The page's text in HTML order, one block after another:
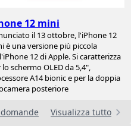
12 mini
il 13 ottobre, l'iPhone 12
è una versione più piccola
12 di Apple. Si caratterizza
lo schermo OLED da 5,4",
A14 bionic e per la doppia
posteriore
Visualizza tutto